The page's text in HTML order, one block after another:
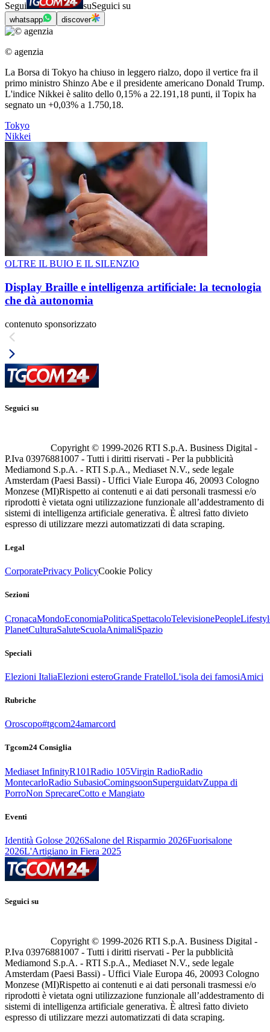
Segui suSeguici su
whatsapp discover
© agenzia
La Borsa di Tokyo ha chiuso in leggero rialzo, dopo il vertice fra il
primo ministro Shinzo Abe e il presidente americano Donald Trump.
L'indice Nikkei è salito dello 0,15% a 22.191,18 punti, il Topix ha
segnato un +0,03% a 1.750,18.
Tokyo
Nikkei
OLTRE IL BUIO E IL SILENZIO
Display Braille e intelligenza artificiale: la tecnologia
che dà autonomia
contenuto sponsorizzato
Seguici su
Copyright © 1999-2026 RTI S.p.A. Business Digital -
P.Iva 03976881007 - Tutti i diritti riservati - Per la pubblicità
Mediamond S.p.A. - RTI S.p.A., Mediaset N.V., sede legale
Amsterdam (Paesi Bassi) - Uffici Viale Europa 46, 20093 Cologno
Monzese (MI)Rispetto ai contenuti e ai dati personali trasmessi e/o
riprodotti è vietata ogni utilizzazione funzionale all’addestramento di
sistemi di intelligenza artificiale generativa. È altresì fatto divieto
espresso di utilizzare mezzi automatizzati di data scraping.
Legal
CorporatePrivacy PolicyCookie Policy
Sezioni
CronacaMondoEconomiaPoliticaSpettacoloTelevisionePeople
PlanetCulturaSaluteScuolaAnimaliSpazio
Speciali
Elezioni ItaliaElezioni esteroGrande FratelloL'isola dei famosiAmici
Rubriche
Oroscopo#tgcom24amarcord
Tgcom24 Consiglia
Mediaset InfinityR101Radio 105Virgin RadioRadio
MontecarloRadio SubasioComingsoonSuperguidatvZuppa di
PorroNon SprecareCotto e Mangiato
Eventi
Identità Golose 2026Salone del Risparmio 2026Fuorisalone
2026L'Artigiano in Fiera 2025
Seguici su
Copyright © 1999-2026 RTI S.p.A. Business Digital -
P.Iva 03976881007 - Tutti i diritti riservati - Per la pubblicità
Mediamond S.p.A. - RTI S.p.A., Mediaset N.V., sede legale
Amsterdam (Paesi Bassi) - Uffici Viale Europa 46, 20093 Cologno
Monzese (MI)Rispetto ai contenuti e ai dati personali trasmessi e/o
riprodotti è vietata ogni utilizzazione funzionale all’addestramento di
sistemi di intelligenza artificiale generativa. È altresì fatto divieto
espresso di utilizzare mezzi automatizzati di data scraping.